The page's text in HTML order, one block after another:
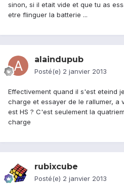
sinon, si il etait vide et que tu as
etre flinguer la batterie ...
alaindupub
Posté(e) 2 janvier 2013
Effectivement quand il s'est eteind
charge et essayer de le rallumer, a
est HS ? C'est seulement la
charge
rubixcube
Posté(e) 2 janvier 2013